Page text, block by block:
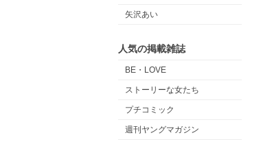
矢沢あい
人気の掲載雑誌
BE・LOVE
ストーリーな女たち
プチコミック
週刊ヤングマガジン